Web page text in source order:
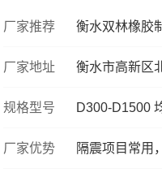
厂家推荐 衡水双林橡胶
厂家地址 衡水市高新区
规格型号 D300-D1500
厂家优势 隔震项目常用